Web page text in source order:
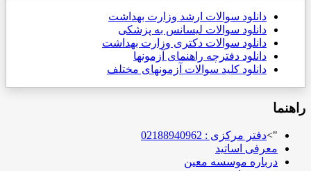
دانلود سوالات ارشد وزارت بهداشت
دانلود سوالات لیسانس به پزشکی
دانلود سوالات دکتری وزارت بهداشت
دانلود دفترچه راهنمای آزمونها
دانلود کلید سوالات آزمونهای مختلف
راهنما
">دفتر مرکزی : 02188940962
معرفی اساتید
درباره موسسه معین